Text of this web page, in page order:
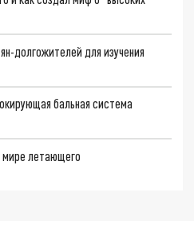
долгожителей для изучения
бальная система
мире летающего